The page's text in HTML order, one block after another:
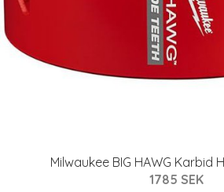
Milwaukee BIG HAWG Karbid
1785 SEK